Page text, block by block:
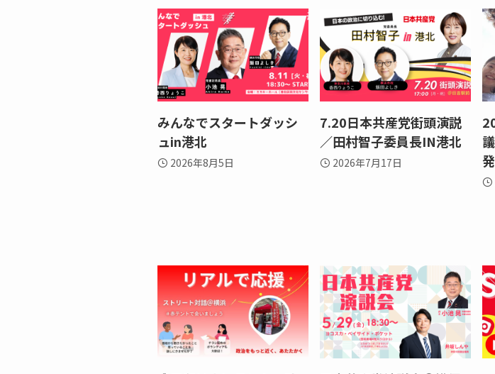
みんなでスタートダッシ
ュin港北
2026年8月5日
7.20日本共産党街頭演説
／田村智子委員長IN港北
2026年7月17日